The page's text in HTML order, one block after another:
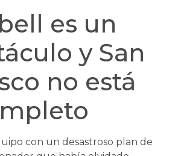
es un
y San
no está
con un desastroso plan de